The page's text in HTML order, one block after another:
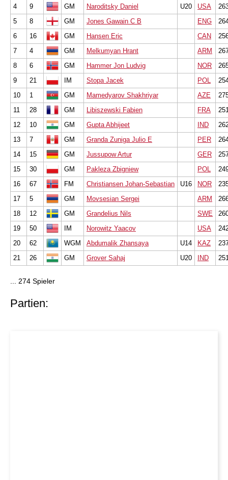
4
9 GM Naroditsky Daniel U20 USA
5
8 GM Jones Gawain C B ENG
6
16 GM Hansen Eric CAN
7
4 GM Melkumyan Hrant ARM
8
6 GM Hammer Jon Ludvig NOR
9
21 IM Stopa Jacek POL
10
1 GM Mamedyarov Shakhriyar AZE
11
28 GM Libiszewski Fabien FRA
12
10 GM Gupta Abhijeet IND
13
7 GM Granda Zuniga Julio E PER
14
15 GM Jussupow Artur GER
15
30 GM Pakleza Zbigniew POL
16
67 FM Christiansen Johan-Sebastian U16 NOR
17
5 GM Movsesian Sergei ARM
18
12 GM Grandelius Nils SWE
19
50 IM Norowitz Yaacov USA
20
62 WGM Abdumalik Zhansaya U14 KAZ
21
26 GM Grover Sahaj U20 IND
... 274 Spieler
Partien: